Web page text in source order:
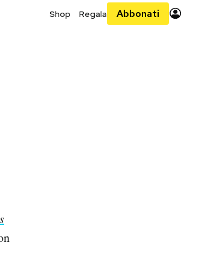
Shop Regala Abbonati